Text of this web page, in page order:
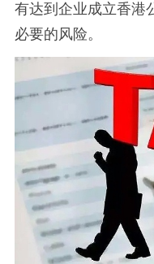
有达到企业成立香港
必要的风险。